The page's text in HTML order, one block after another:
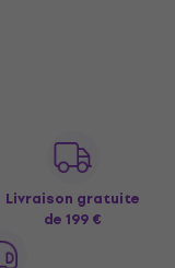
Livraison gratuite
de 199 €